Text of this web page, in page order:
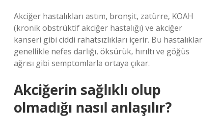
Akciğer hastalıkları astım, bronşit, zatürre, KOAH
(kronik obstrüktif akciğer hastalığı) ve akciğer
kanseri gibi ciddi rahatsızlıkları içerir. Bu hastalıklar
genellikle nefes darlığı, öksürük, hırıltı ve göğüs
ağrısı gibi semptomlarla ortaya çıkar.
Akciğerin sağlıklı olup
olmadığı nasıl anlaşılır?